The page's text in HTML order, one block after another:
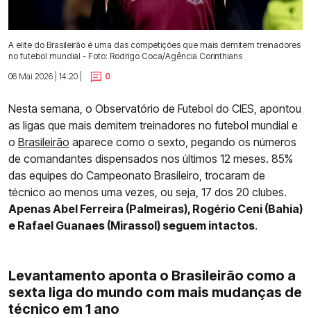
A elite do Brasileirão é uma das competições que mais demitem treinadores
no futebol mundial - Foto: Rodrigo Coca/Agência Corinthians
06 Mai 2026 | 14:20 |
0
Nesta semana, o Observatório de Futebol do CIES, apontou
as ligas que mais demitem treinadores no futebol mundial e
o Brasileirão aparece como o sexto, pegando os números
de comandantes dispensados nos últimos 12 meses. 85%
das equipes do Campeonato Brasileiro, trocaram de
técnico ao menos uma vezes, ou seja, 17 dos 20 clubes.
Apenas Abel Ferreira (Palmeiras), Rogério Ceni (Bahia)
e Rafael Guanaes (Mirassol) seguem intactos.
Levantamento aponta o Brasileirão como a
sexta liga do mundo com mais mudanças de
técnico em 1 ano